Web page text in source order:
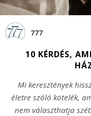
777
10 KÉRDÉS,
Mi keresztények
életre szóló kötelék,
nem választhatja